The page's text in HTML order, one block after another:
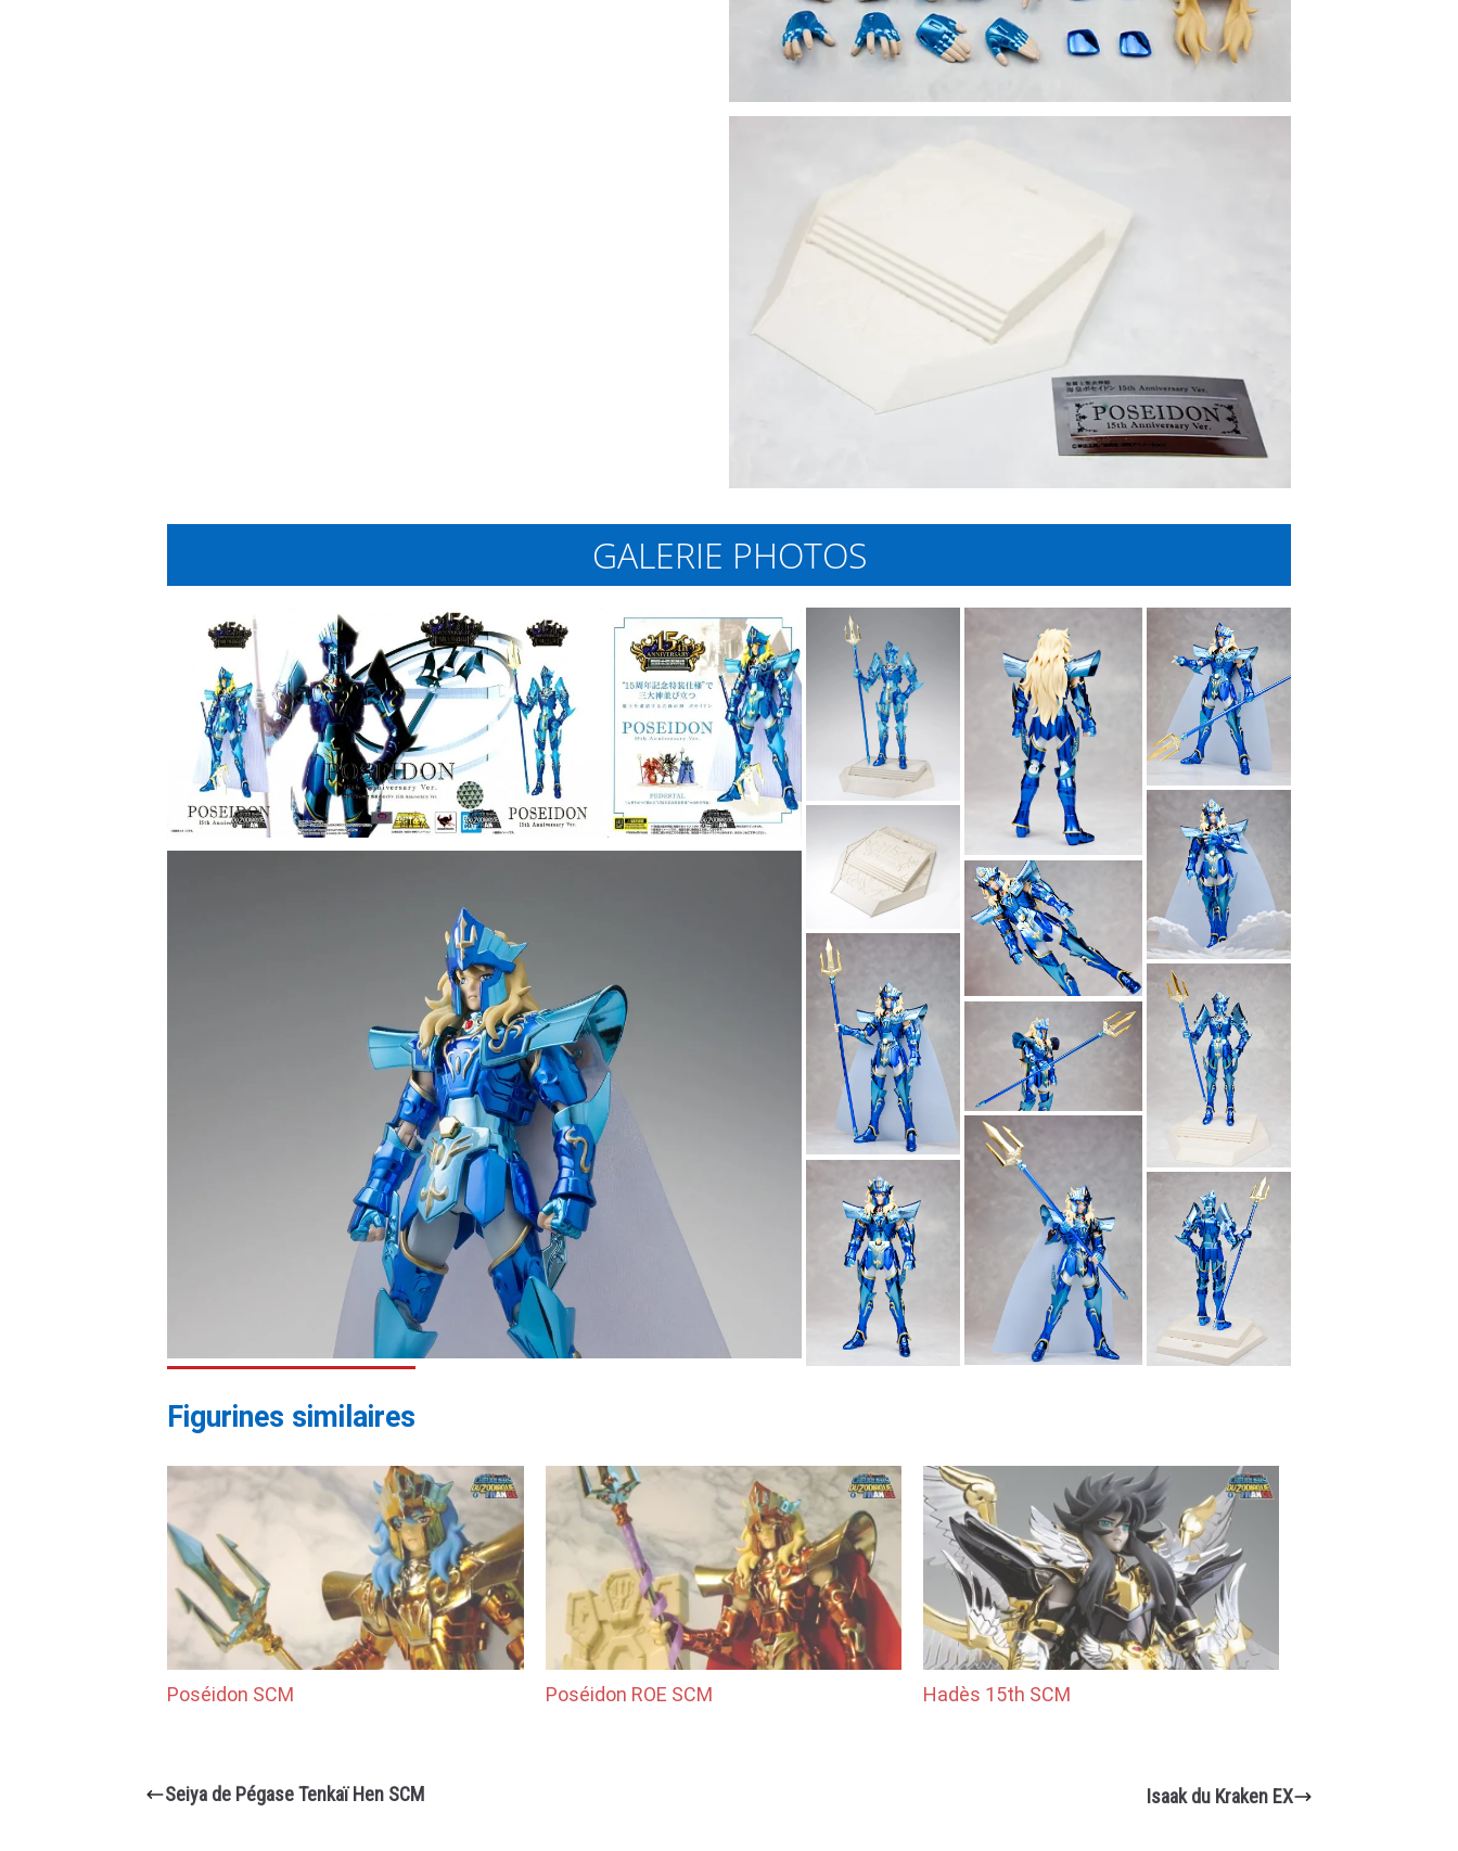
GALERIE PHOTOS
Figurines similaires
Poséidon SCM Poséidon ROE SCM Hadès 15th SCM
Seiya de Pégase Tenkaï Hen SCM Isaak du Kraken EX